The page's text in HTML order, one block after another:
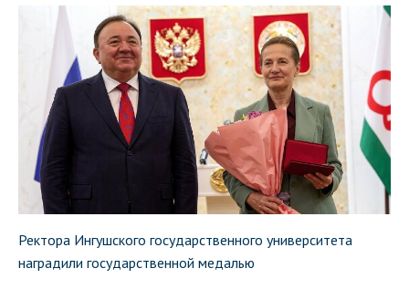
Ректора Ингушского государственного университета
наградили государственной медалью